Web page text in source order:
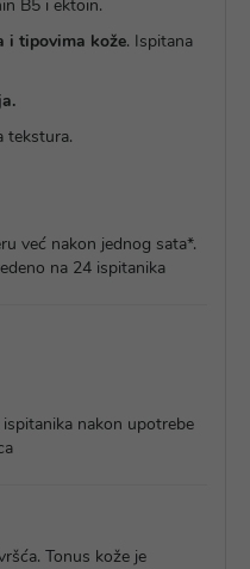
B5 i ektoin.
i tipovima kože. Ispitana
tekstura.
već nakon jednog sata*.
na 24 ispitanika
nakon upotrebe
Tonus kože je